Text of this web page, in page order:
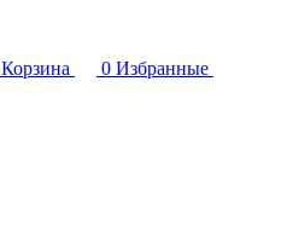
Корзина 0 Избранные